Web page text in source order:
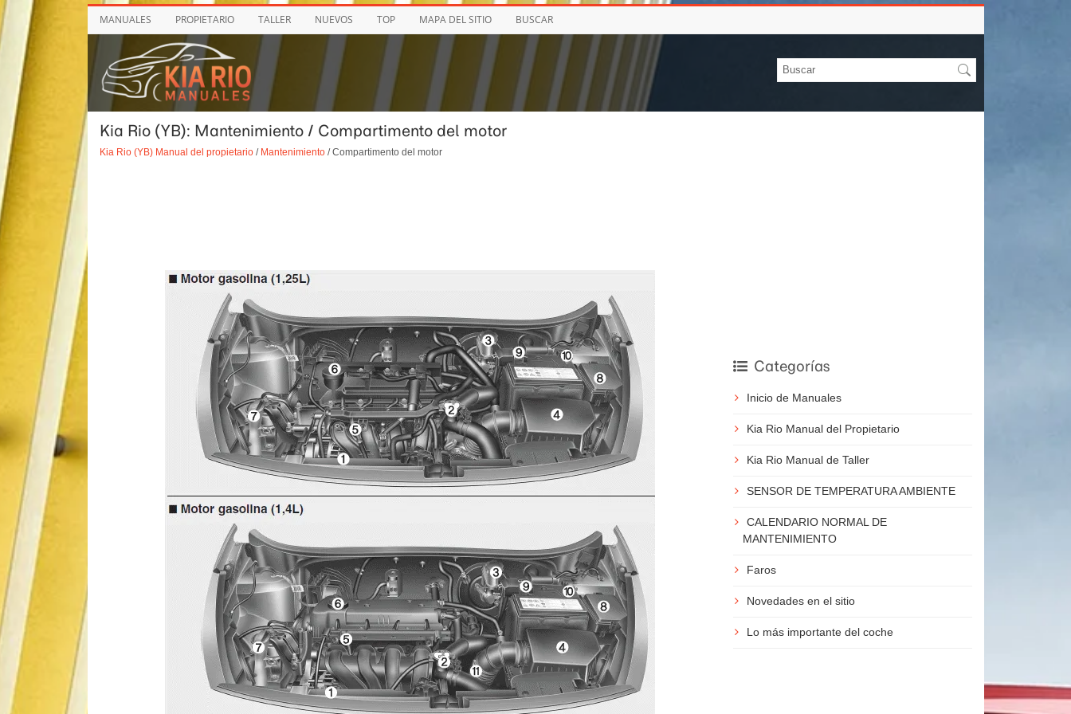
MANUALES PROPIETARIO TALLER NUEVOS TOP MAPA DEL SITIO BUSCAR
Kia Rio (YB): Mantenimiento / Compartimento del motor
Kia Rio (YB) Manual del propietario/ Mantenimiento/ Compartimento del motor
Categorías
Inicio de Manuales
Kia Rio Manual del Propietario
Kia Rio Manual de Taller
SENSOR DE TEMPERATURA AMBIENTE
CALENDARIO NORMAL DE
MANTENIMIENTO
Faros
Novedades en el sitio
Lo más importante del coche